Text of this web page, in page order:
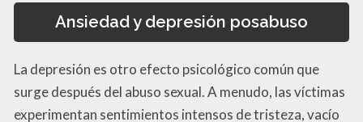
Ansiedad y depresión posabuso
La depresión es otro efecto psicológico común que
surge después del abuso sexual. A menudo, las víctimas
experimentan sentimientos intensos de tristeza, vacío